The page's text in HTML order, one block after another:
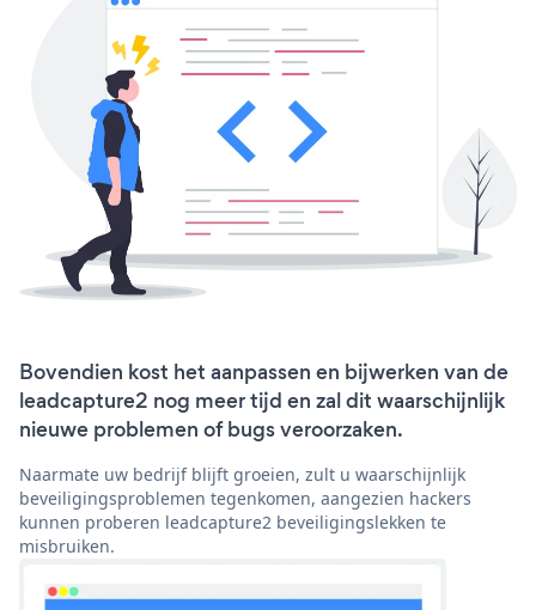
Bovendien kost het aanpassen en bijwerken van de
leadcapture2 nog meer tijd en zal dit waarschijnlijk
nieuwe problemen of bugs veroorzaken.
Naarmate uw bedrijf blijft groeien, zult u waarschijnlijk
beveiligingsproblemen tegenkomen, aangezien hackers
kunnen proberen leadcapture2 beveiligingslekken te
misbruiken.